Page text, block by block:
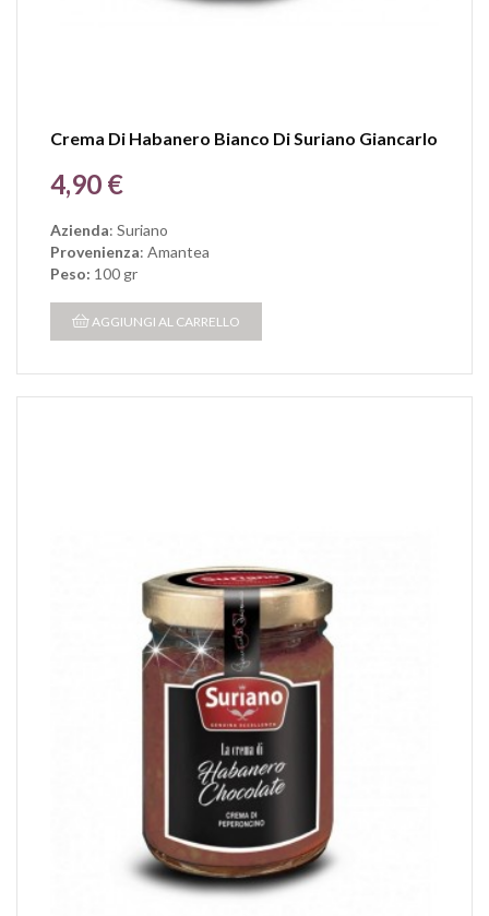
Crema Di Habanero Bianco Di Suriano Giancarlo
Prezzo
4,90 €
Azienda: Suriano
Provenienza: Amantea
Peso: 100 gr
AGGIUNGI AL CARRELLO